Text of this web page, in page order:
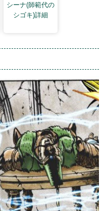
シーナ(師範代の
シゴキ)詳細